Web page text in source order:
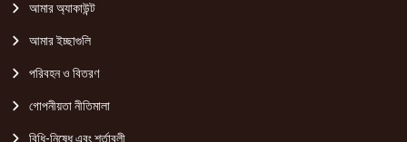
আমার অ্যাকাউন্ট
আমার ইচ্ছাগুলি
পরিবহন ও বিতরণ
গোপনীয়তা নীতিমালা
বিধি-নিষেধ এবং শর্তাবলী